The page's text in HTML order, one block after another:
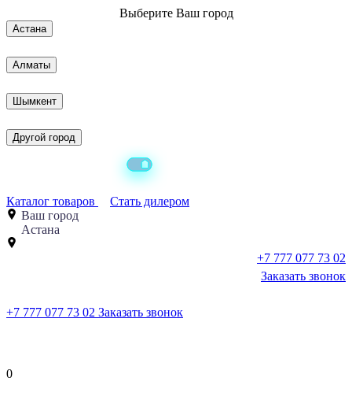
Выберите Ваш город
Астана
Алматы
Шымкент
Другой город
Каталог товаров
Стать дилером
Ваш город
Астана
+7 777 077 73 02
Заказать звонок
+7 777 077 73 02 Заказать звонок
0